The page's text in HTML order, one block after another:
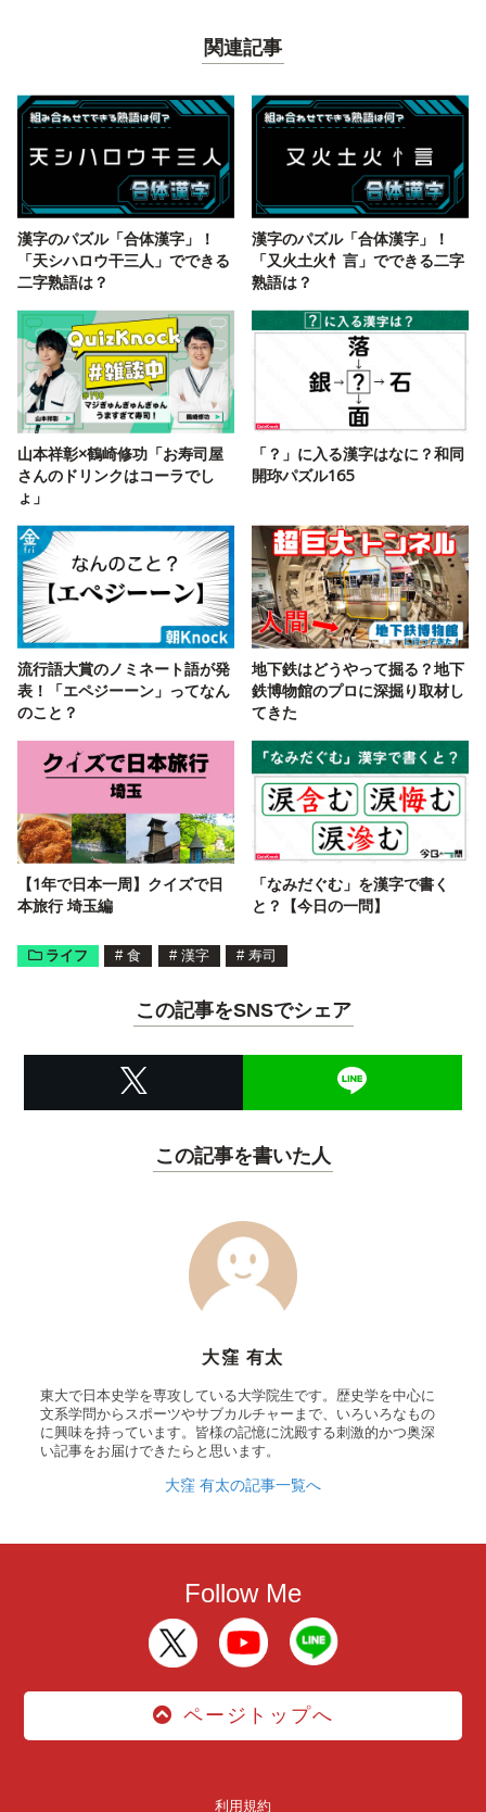
関連記事
漢字のパズル「合体漢字」！
「天シハロウ干三人」でできる
二字熟語は？
漢字のパズル「合体漢字」！
「又火土火忄言」でできる二字
熟語は？
山本祥彰×鶴崎修功「お寿司屋
さんのドリンクはコーラでし
ょ」
「？」に入る漢字はなに？和同
開珎パズル165
流行語大賞のノミネート語が発
表！「エペジーーン」ってなん
のこと？
地下鉄はどうやって掘る？地下
鉄博物館のプロに深掘り取材し
てきた
【1年で日本一周】クイズで日
本旅行 埼玉編
「なみだぐむ」を漢字で書く
と？【今日の一問】
ライフ # 食 # 漢字 # 寿司
この記事をSNSでシェア
この記事を書いた人
大窪 有太
東大で日本史学を専攻している大学院生です。歴史学を中心に
文系学問からスポーツやサブカルチャーまで、いろいろなもの
に興味を持っています。皆様の記憶に沈殿する刺激的かつ奥深
い記事をお届けできたらと思います。
大窪 有太の記事一覧へ
Follow Me
ページトップへ
利用規約